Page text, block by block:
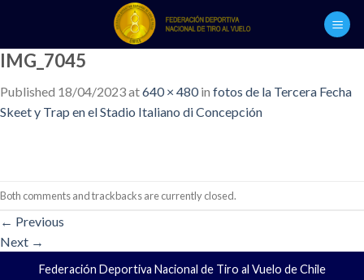
content
IMG_7045
Published 18/04/2023at640 × 480in fotos de la Tercera Fecha
Skeet y Trap en el Stadio Italiano di Concepción
Both comments and trackbacks are currently closed.
← Previous
Next →
Federación Deportiva Nacional de Tiro al Vuelo de Chile